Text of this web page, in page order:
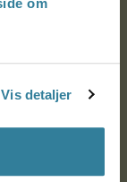
om
Vis detaljer